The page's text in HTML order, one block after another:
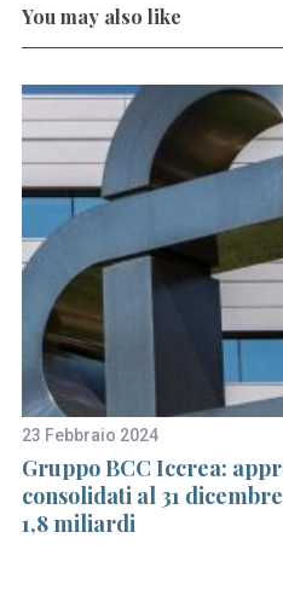
You may also like
23 Febbraio 2024
Gruppo BCC Iccrea:
consolidati al 31
1,8 miliardi
e
c
h
f
r